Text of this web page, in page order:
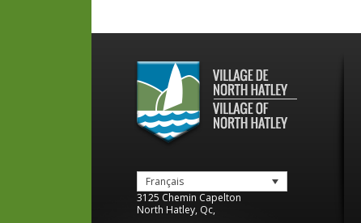
Français
3125 Chemin Capelton
North Hatley, Qc,